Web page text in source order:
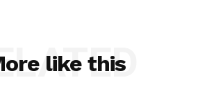
like this